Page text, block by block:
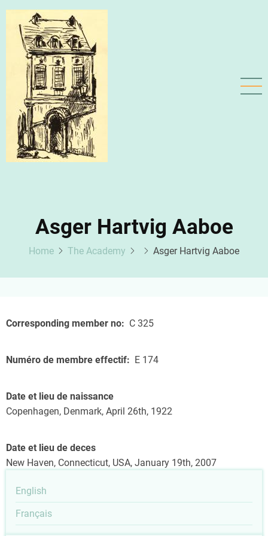
Skip
main
content
Asger Hartvig Aaboe
Home The Academy Asger Hartvig Aaboe
Corresponding member no C 325
Numéro de membre effectif E 174
Date et lieu de naissance
Copenhagen, Denmark, April 26th, 1922
Date et lieu de deces
New Haven, Connecticut, USA, January 19th, 2007
English
Français